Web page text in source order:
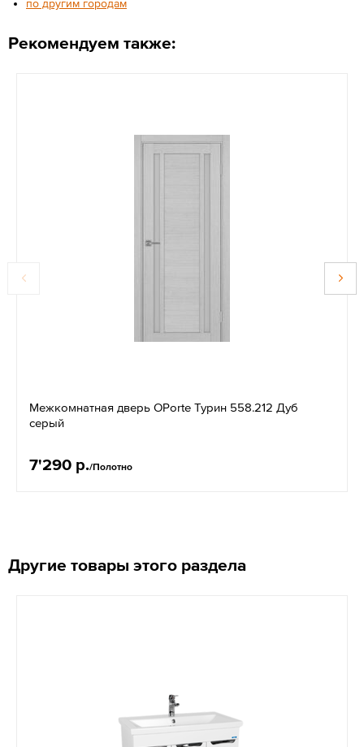
по другим городам
Рекомендуем также:
Межкомнатная дверь OPorte Турин 558.212 Дуб
серый
7'290 р./Полотно
Другие товары этого раздела